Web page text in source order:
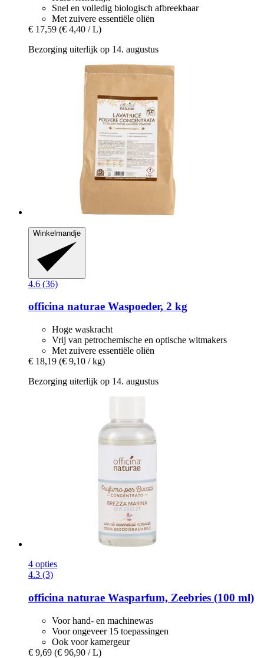
Snel en volledig biologisch afbreekbaar
Met zuivere essentiële oliën
€ 17,59 (€ 4,40 / L)
Bezorging uiterlijk op 14. augustus
Winkelmandje
4.6 (36)
officina naturae Waspoeder, 2 kg
Hoge waskracht
Vrij van petrochemische en optische witmakers
Met zuivere essentiële oliën
€ 18,19 (€ 9,10 / kg)
Bezorging uiterlijk op 14. augustus
4 opties
4.3 (3)
officina naturae Wasparfum, Zeebries (100 ml)
Voor hand- en machinewas
Voor ongeveer 15 toepassingen
Ook voor kamergeur
€ 9,69 (€ 96,90 / L)